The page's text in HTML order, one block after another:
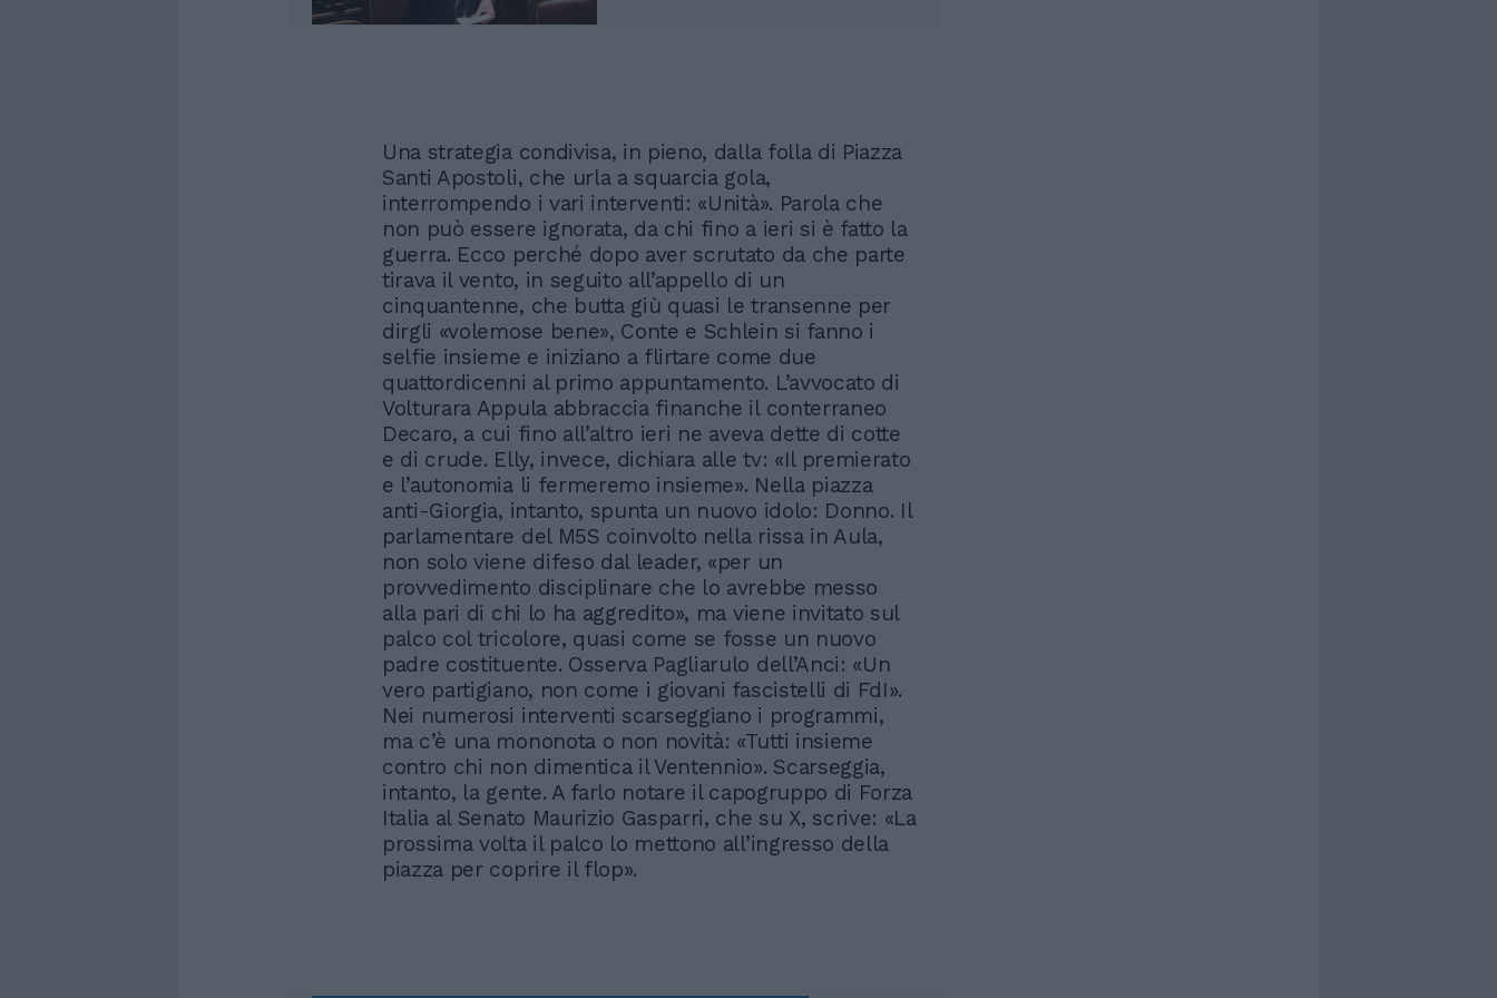
Una strategia condivisa, in pieno, dalla folla di Piazza
Santi Apostoli, che urla a squarcia gola,
interrompendo i vari interventi: «Unità». Parola che
non può essere ignorata, da chi fino a ieri si è fatto la
guerra. Ecco perché dopo aver scrutato da che parte
tirava il vento, in seguito all’appello di un
cinquantenne, che butta giù quasi le transenne per
dirgli «volemose bene», Conte e Schlein si fanno i
selfie insieme e iniziano a flirtare come due
quattordicenni al primo appuntamento. L’avvocato di
Volturara Appula abbraccia finanche il conterraneo
Decaro, a cui fino all’altro ieri ne aveva dette di cotte
e di crude. Elly, invece, dichiara alle tv: «Il premierato
e l’autonomia li fermeremo insieme». Nella piazza
anti-Giorgia, intanto, spunta un nuovo idolo: Donno. Il
parlamentare del M5S coinvolto nella rissa in Aula,
non solo viene difeso dal leader, «per un
provvedimento disciplinare che lo avrebbe messo
alla pari di chi lo ha aggredito», ma viene invitato sul
palco col tricolore, quasi come se fosse un nuovo
padre costituente. Osserva Pagliarulo dell’Anci: «Un
vero partigiano, non come i giovani fascistelli di FdI».
Nei numerosi interventi scarseggiano i programmi,
ma c’è una mononota o non novità: «Tutti insieme
contro chi non dimentica il Ventennio». Scarseggia,
intanto, la gente. A farlo notare il capogruppo di Forza
Italia al Senato Maurizio Gasparri, che su X, scrive: «La
prossima volta il palco lo mettono all’ingresso della
piazza per coprire il flop».